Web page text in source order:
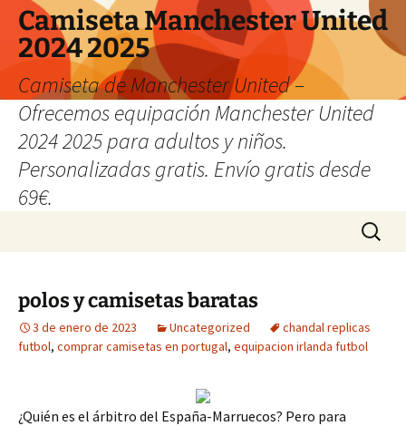
Camiseta Manchester United
2024 2025
Camiseta de Manchester United –
Ofrecemos equipación Manchester United
2024 2025 para adultos y niños.
Personalizadas gratis. Envío gratis desde
69€.
Buscar:
polos y camisetas baratas
3 de enero de 2023 Uncategorized
chandal replicas
futbol, comprar camisetas en portugal, equipacion irlanda futbol
¿Quién es el árbitro del España-Marruecos? Pero para